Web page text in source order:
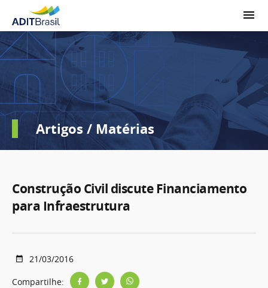
Artigos / Matérias
Construção Civil discute Financiamento
para Infraestrutura
21/03/2016
Compartilhe: